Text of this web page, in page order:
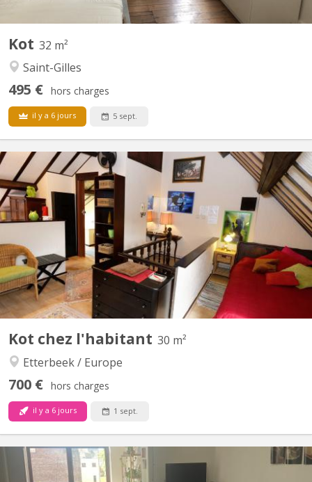
Kot 32 m²
Saint-Gilles
495 € hors charges
il y a 6 jours 5 sept.
Kot chez l'habitant 30 m²
Etterbeek / Europe
700 € hors charges
il y a 6 jours 1 sept.
BK 10479
Dans jolie maison pleine de charme et sécurisée et située à 5
minutes du rond point Schuman, à la rue Franklin , magnifique
studio libre 1er septembre 2026 ou quelques jours plus tôt, pour
1 personne , dans jolie maison se composant de 3 studios et une
grande chambre meublée avec goût et...
BK 21098